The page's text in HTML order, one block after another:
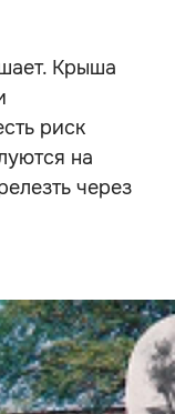
Крыша
риск
на
через